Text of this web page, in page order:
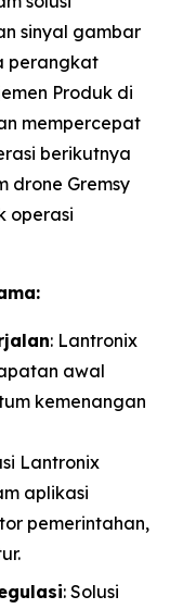
sinyal gambar
perangkat
Produk di
mempercepat
berikutnya
drone Gremsy
operasi
: Lantronix
awal
kemenangan
Lantronix
aplikasi
pemerintahan,
: Solusi